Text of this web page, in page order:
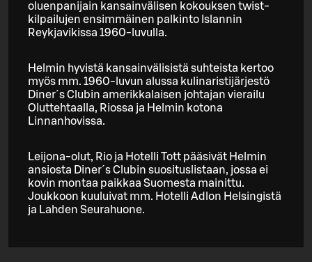
oluenpanijain kansainvälisen kokouksen twist-
kilpailujen ensimmäinen palkinto Islannin
Reykjavikissa 1960-luvulla.
Helmin hyvistä kansainvälisistä suhteista kertoo
myös mm. 1960-luvun alussa kulinaristijärjestö
Diner´s Clubin amerikkalaisen johtajan vierailu
Oluttehtaalla, Riossa ja Helmin kotona
Linnanhovissa.
Leijona-olut, Rio ja Hotelli Tott pääsivät Helmin
ansiosta Diner´s Clubin suosituslistaan, jossa ei
kovin montaa paikkaa Suomesta mainittu.
Joukkoon kuuluivat mm. Hotelli Adlon Helsingistä
ja Lahden Seurahuone.